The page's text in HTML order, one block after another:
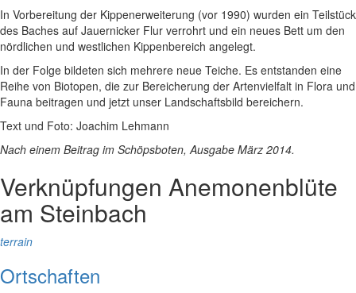
In Vorbereitung der Kippenerweiterung (vor 1990) wurden ein Teilstück
des Baches auf Jauernicker Flur verrohrt und ein neues Bett um den
nördlichen und westlichen Kippenbereich angelegt.
In der Folge bildeten sich mehrere neue Teiche. Es entstanden eine
Reihe von Biotopen, die zur Bereicherung der Artenvielfalt in Flora und
Fauna beitragen und jetzt unser Landschaftsbild bereichern.
Text und Foto: Joachim Lehmann
Nach einem Beitrag im Schöpsboten, Ausgabe März 2014.
Verknüpfungen Anemonenblüte
am Steinbach
terrain
Ortschaften